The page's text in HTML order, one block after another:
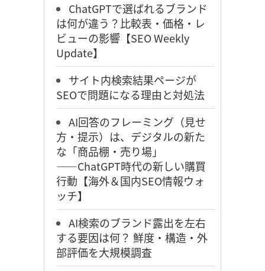
ChatGPTで選ばれるブランド
は何が違う？比較表・価格・レ
ビューの影響【SEO Weekly
Update】
サイト内検索結果ページが
SEOで問題になる理由と対処法
AI回答のフレーミング（見せ
方・提示）は、デジタルの新た
な「商品棚・売り場」
――ChatGPT時代の新しい購買
行動【海外＆国内SEO情報ウォ
ッチ】
AI検索のブランド露出を左右
する要因は何？ 鮮度・構造・外
部評価を大規模調査